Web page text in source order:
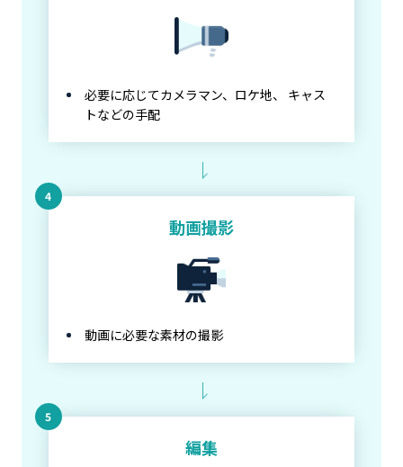
必要に応じてカメラマン、ロケ地、 キャス
トなどの手配
動画撮影
動画に必要な素材の撮影
編集